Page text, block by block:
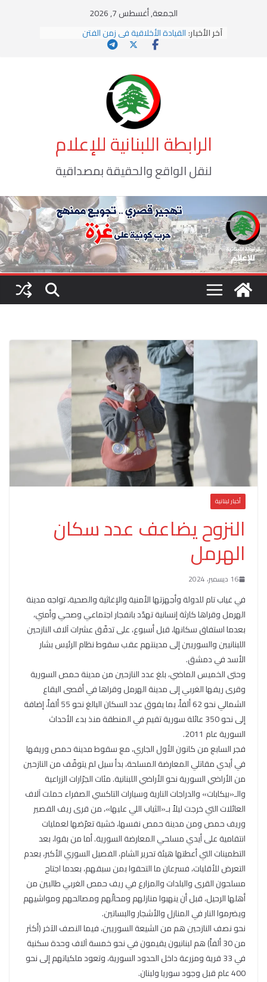
الجمعة, أغسطس 7, 2026
آخر الأخبار:القيادة الأخلاقية في زمن الفتن
الاستلاب الثقافي وتحديات الهوية الإسلامية
يومَ يَفيضُ العَرَقُ
الرابطة اللبنانية للإعلام
لنقل الواقع والحقيقة بمصداقية
أخبار لبنانية
النزوح يضاعف عدد سكان
الهرمل
16 ديسمبر، 2024
في غياب تام للدولة وأجهزتها الأمنية والإغاثية والصحية، تواجه مدينة
الهرمل وقراها كارثة إنسانية تهدّد بانفجار اجتماعي وصحي وأمني،
بعدما استفاق سكانها، قبل أسبوع، على تدفّق عشرات آلاف النازحين
اللبنانيين والسوريين إلى مدينتهم عقب سقوط نظام الرئيس بشار
الأسد في دمشق.
وحتى الخميس الماضي، بلغ عدد النازحين من مدينة حمص السورية
وقرى ريفها الغربي إلى مدينة الهرمل وقراها في أقصى البقاع
الشمالي نحو 62 ألفاً، بما يفوق عدد السكان البالغ نحو 55 ألفاً، إضافة
إلى نحو 350 عائلة سورية تقيم في المنطقة منذ بدء الأحداث
السورية عام 2011.
فجر السابع من كانون الأول الجاري، مع سقوط مدينة حمص وريفها
في أيدي مقاتلي المعارضة المسلحة، بدأ سيل لم يتوقّف من النازحين
من الأراضي السورية نحو الأراضي اللبنانية. مئات الجرّارات الزراعية
والـ«بيكابات» والدراجات النارية وسيارات التاكسي الصفراء حملت آلاف
العائلات التي خرجت ليلاً بـ«الثياب اللي عليها»، من قرى ريف القصير
وريف حمص ومن مدينة حمص نفسها، خشية تعرّضها لعمليات
انتقامية على أيدي مسلحي المعارضة السورية. أما من بقوا، بعد
التطمينات التي أعطتها هيئة تحرير الشام، الفصيل السوري الأكبر، بعدم
التعرض للأقليات، فسرعان ما التحقوا بمن سبقهم، بعدما اجتاح
مسلحون القرى والبلدات والمزارع في ريف حمص الغربي طالبين من
أهلها الرحيل، قبل أن ينهبوا منازلهم ومحالّهم ومصالحهم ومواشيهم
ويضرموا النار في المنازل والأشجار والبساتين.
نحو نصف النازحين هم من الشيعة السوريين، فيما النصف الآخر (أكثر
من 30 ألفاً) هم لبنانيون يقيمون في نحو خمسة آلاف وحدة سكنية
في 33 قرية ومزرعة داخل الحدود السورية، وتعود ملكياتهم إلى نحو
400 عام قبل وجود سوريا ولبنان.